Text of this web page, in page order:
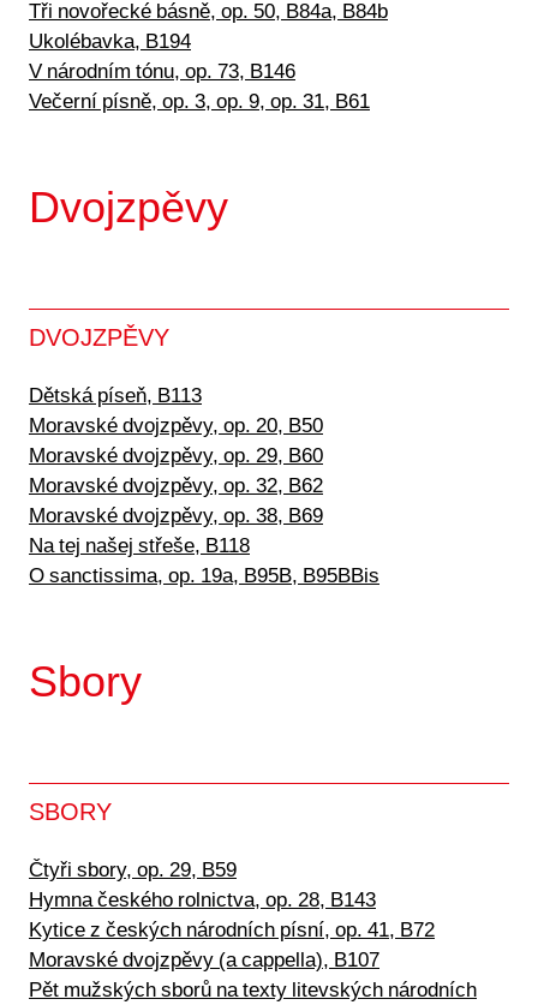
Tři novořecké básně, op. 50, B84a, B84b
Ukolébavka, B194
V národním tónu, op. 73, B146
Večerní písně, op. 3, op. 9, op. 31, B61
Dvojzpěvy
DVOJZPĚVY
Dětská píseň, B113
Moravské dvojzpěvy, op. 20, B50
Moravské dvojzpěvy, op. 29, B60
Moravské dvojzpěvy, op. 32, B62
Moravské dvojzpěvy, op. 38, B69
Na tej našej střeše, B118
O sanctissima, op. 19a, B95B, B95BBis
Sbory
SBORY
Čtyři sbory, op. 29, B59
Hymna českého rolnictva, op. 28, B143
Kytice z českých národních písní, op. 41, B72
Moravské dvojzpěvy (a cappella), B107
Pět mužských sborů na texty litevských národních